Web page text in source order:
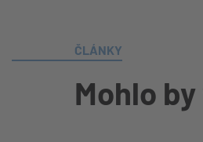
ČLÁNKY
Mohlo